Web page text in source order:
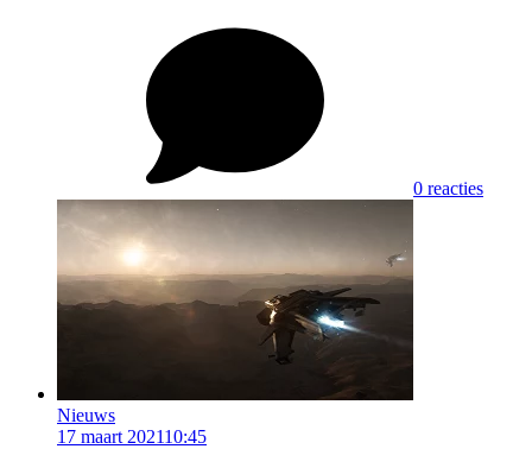
0 reacties
Nieuws
17 maart 202110:45